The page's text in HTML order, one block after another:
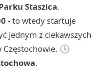
Staszica.
- to wtedy startuje
jednym z ciekawszych
🕓
.